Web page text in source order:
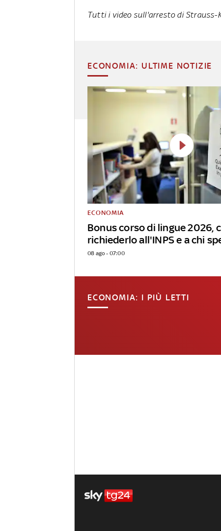
Tutti i video sull'arresto di Strauss-
ECONOMIA: ULTIME NOTIZIE
Bonus corso di lingue 2026,
richiederlo all'INPS e a chi
ECONOMIA
08 ago - 07:00
ECONOMIA: I PIÙ LETTI